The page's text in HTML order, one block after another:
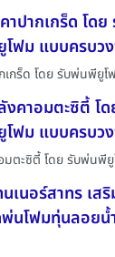
ปากเกร็ด โด
ฟม แบบครบว
กร็ด โดย รับพ่นพียู
คาอมตะซิตี้ โ
ฟม แบบครบว
ตะซิตี้ โดย รับพ่นพี
เนอร์สาทร เส
นโฟมทุ่นลอยน้